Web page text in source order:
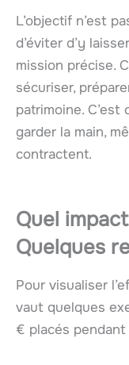
L’objectif n’est
d’éviter d’y
mission précise.
sécuriser,
patrimoine.
garder la main,
contractent.
Quel
Quelques
Pour visualiser
vaut quelques
€ placés pendant